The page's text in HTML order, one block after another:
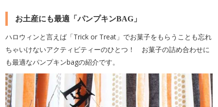
お土産にも最適「パンプキンBAG」
ハロウィンと言えば「Trick or Treat」でお菓子をもらうことも忘れ
ちゃいけないアクティビティーのひとつ！ お菓子の詰め合わせに
も最適なパンプキンbagの紹介です。